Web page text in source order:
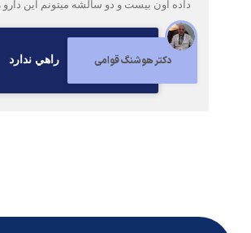
داده اون بیست و دو سالشه میتونم این
دکتر هوشنگ قوامی راهي ندارد